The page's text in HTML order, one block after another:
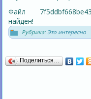
Файл
найден!
Рубрика: Это интересно
Поделиться…